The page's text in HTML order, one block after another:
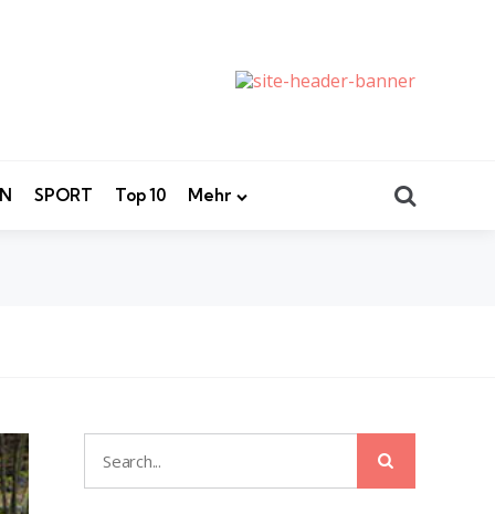
SPORT Top 10 Mehr
Search
for: